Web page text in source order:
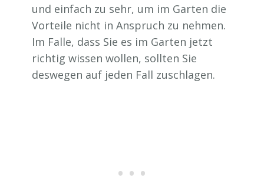
und einfach zu sehr, um im Garten die
Vorteile nicht in Anspruch zu nehmen.
Im Falle, dass Sie es im Garten jetzt
richtig wissen wollen, sollten Sie
deswegen auf jeden Fall zuschlagen.